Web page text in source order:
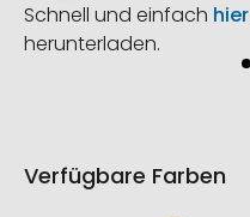
Schnell und einfach hier
herunterladen.
Verfügbare Farben